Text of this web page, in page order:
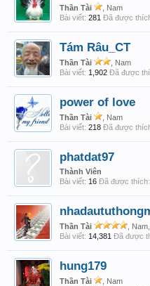
Thần Tài
, Nam
Bài viết: 281 Đã được
Tám Râu_CT
Thần Tài
, Nam
Bài viết: 1,902 Đã được
power of love
Thần Tài
, Nam
Bài viết: 218 Đã được
phatdat97
Thành Viên
Bài viết: 16 Đã được thích:
Thần Tài
,
Bài viết: 14,381 Đã được
hung179
Thần Tài
, Nam